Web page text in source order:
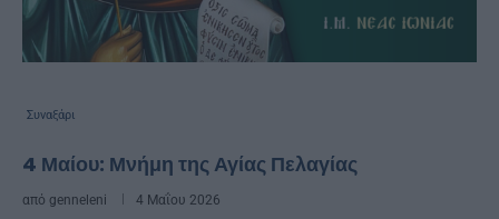
Συναξάρι
4 Μαίου: Μνήμη της Αγίας Πελαγίας
από genneleni 4 Μαΐου 2026